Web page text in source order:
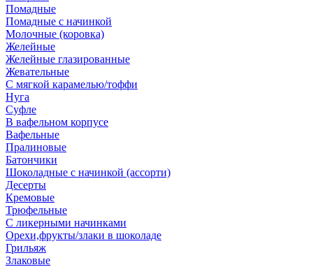
Помадные
Помадные с начинкой
Молочные (коровка)
Желейные
Желейные глазированные
Жевательные
С мягкой карамелью/тоффи
Нуга
Суфле
В вафельном корпусе
Вафельные
Пралиновые
Батончики
Шоколадные с начинкой (ассорти)
Десерты
Кремовые
Трюфельные
С ликерными начинками
Орехи,фрукты/злаки в шоколаде
Грильяж
Злаковые